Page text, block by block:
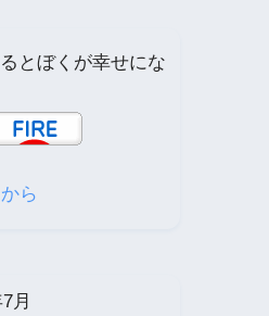
とぼくが幸せにな
ら
月